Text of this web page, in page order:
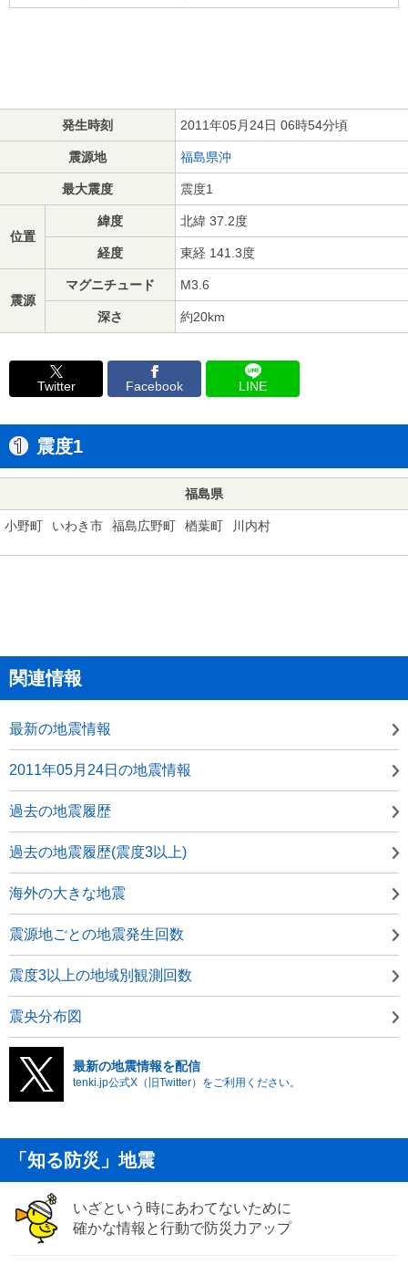
発生時刻 2011年05月24日 06時54分頃
震源地 福島県沖
最大震度 震度1
位置
緯度 北緯 37.2度
経度 東経 141.3度
震源
マグニチュード M3.6
深さ 約20km
Twitter Facebook LINE
震度1
福島県
小野町 いわき市 福島広野町 楢葉町 川内村
関連情報
最新の地震情報
2011年05月24日の地震情報
過去の地震履歴
過去の地震履歴(震度3以上)
海外の大きな地震
震源地ごとの地震発生回数
震度3以上の地域別観測回数
震央分布図
最新の地震情報を配信
tenki.jp公式X（旧Twitter）をご利用ください。
「知る防災」地震
いざという時にあわてないために
確かな情報と行動で防災力アップ